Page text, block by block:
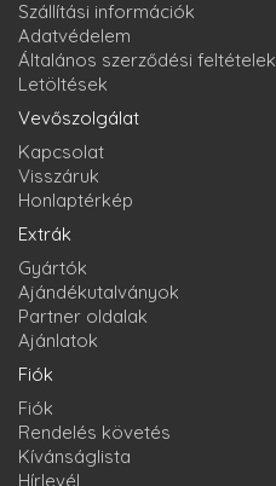
Szállítási információk
Adatvédelem
Általános szerződési feltételek
Letöltések
Vevőszolgálat
Kapcsolat
Visszáruk
Honlaptérkép
Extrák
Gyártók
Ajándékutalványok
Partner oldalak
Ajánlatok
Fiók
Fiók
Rendelés követés
Kívánságlista
Hírlevél